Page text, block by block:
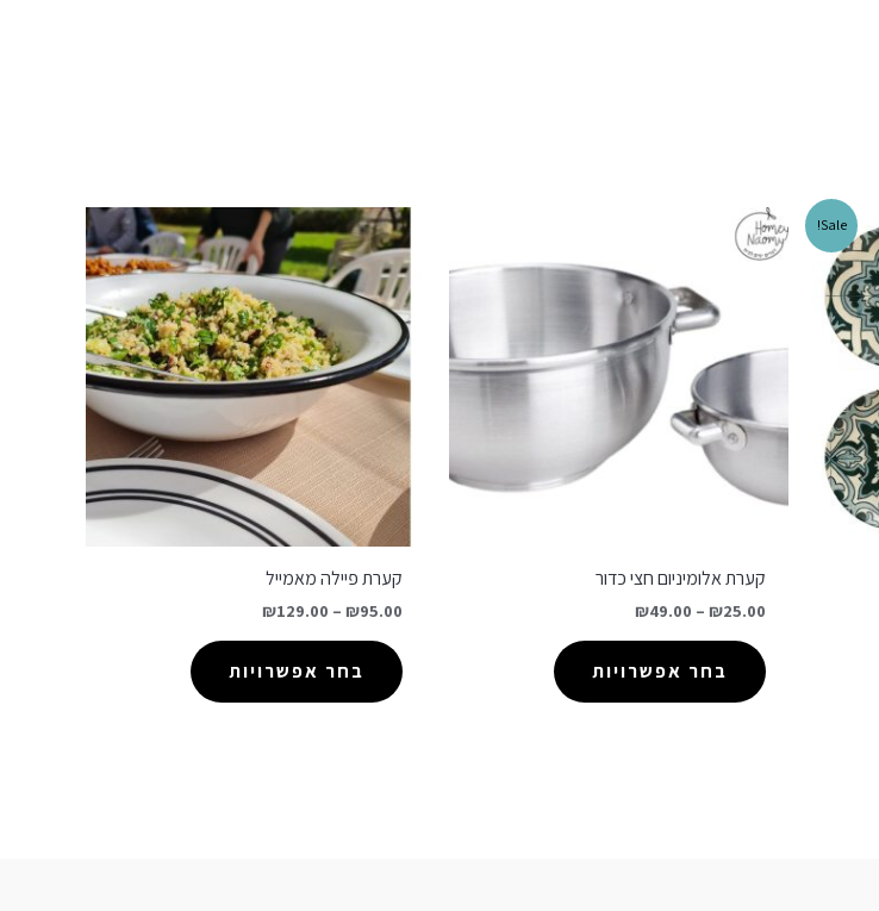
Sale!
קערת אלומיניום חצי כדור
₪25.00
–
₪49.00
בחר אפשרויות
קערת פיילה מאמייל
₪95.00
–
₪129.00
בחר אפשרויות